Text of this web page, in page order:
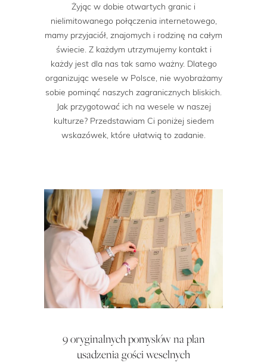
Żyjąc w dobie otwartych granic i
nielimitowanego połączenia internetowego,
mamy przyjaciół, znajomych i rodzinę na całym
świecie. Z każdym utrzymujemy kontakt i
każdy jest dla nas tak samo ważny. Dlatego
organizując wesele w Polsce, nie wyobrażamy
sobie pominąć naszych zagranicznych bliskich.
Jak przygotować ich na wesele w naszej
kulturze? Przedstawiam Ci poniżej siedem
wskazówek, które ułatwią to zadanie.
9 oryginalnych pomysłów na plan
usadzenia gości weselnych